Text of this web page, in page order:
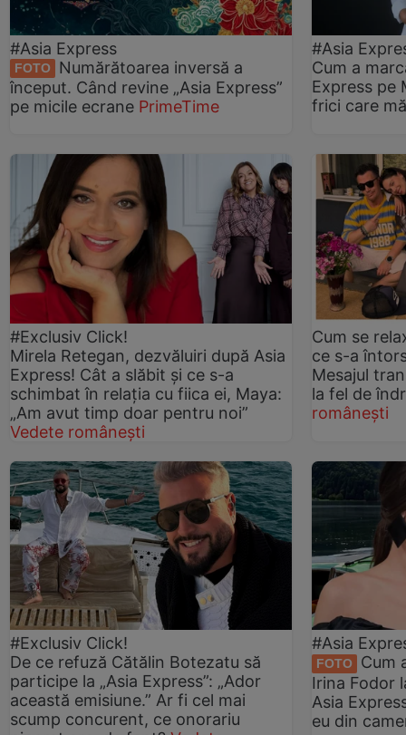
#Asia Express
FOTO
Numărătoarea inversă a
început. Când revine „Asia Express”
pe micile ecrane PrimeTime
#Asia
Cum a
Express pe
frici care
#Exclusiv Click!
Mirela Retegan, dezvăluiri după Asia
Express! Cât a slăbit și ce s-a
schimbat în relația cu fiica ei, Maya:
„Am avut timp doar pentru noi”
Vedete românești
Cum se
ce s-a
Mesajul
la fel de
românești
#Exclusiv Click!
De ce refuză Cătălin Botezatu să
participe la „Asia Express”: „Ador
această emisiune.” Ar fi cel mai
scump concurent, ce onorariu
#Asia
FOTO
Cum
Irina Fodor
Asia
eu din